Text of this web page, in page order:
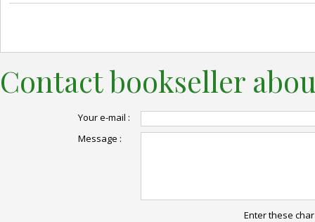
Contact bookseller
Your e-mail :
Message :
Enter these